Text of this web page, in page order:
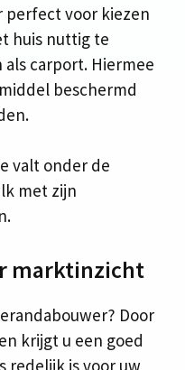
perfect voor kiezen
huis nuttig te
carport. Hiermee
beschermd
valt onder de
met zijn
marktinzicht
Door
krijgt u een goed
redelijk is voor uw